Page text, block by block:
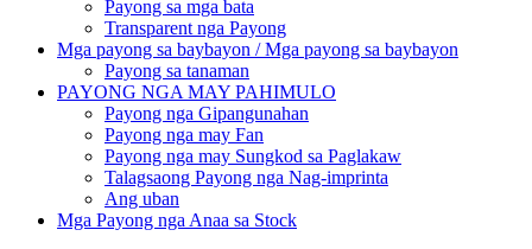
Payong sa mga bata
Transparent nga Payong
Mga payong sa baybayon / Mga payong sa baybayon
Payong sa tanaman
PAYONG NGA MAY PAHIMULO
Payong nga Gipangunahan
Payong nga may Fan
Payong nga may Sungkod sa Paglakaw
Talagsaong Payong nga Nag-imprinta
Ang uban
Mga Payong nga Anaa sa Stock